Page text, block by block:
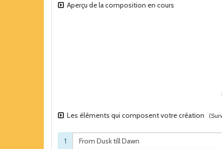
Aperçu de la composition en cours
Les éléments qui composent votre création
1